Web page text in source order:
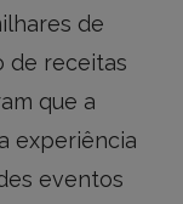
de
de receitas
que a
experiência
eventos